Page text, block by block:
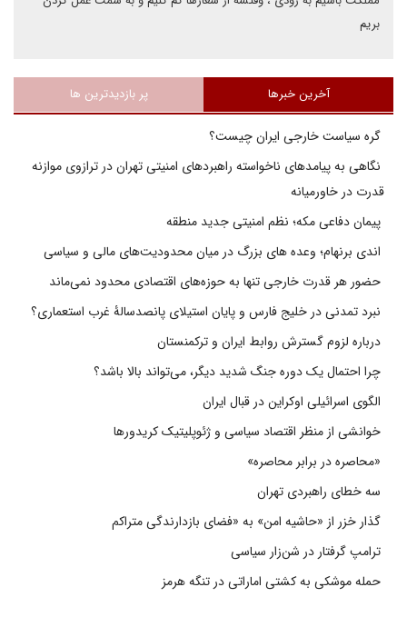
بریم
آخرین خبرها پر بازدیدترین ها
گره سیاست خارجی ایران چیست؟
نگاهی به پیامدهای ناخواسته راهبردهای امنیتی تهران در ترازوی موازنه
قدرت در خاورمیانه
پیمان دفاعی مکه؛ نظم امنیتی جدید منطقه
اندی برنهام؛ وعده های بزرگ در میان محدودیت‌های مالی و سیاسی
حضور هر قدرت خارجی تنها به حوزه‌های اقتصادی محدود نمی‌ماند
نبرد تمدنی در خلیج فارس و پایان استیلای پانصدسالۀ غرب استعماری؟
درباره لزوم گسترش روابط ایران و ترکمنستان
چرا احتمال یک دوره جنگ شدید دیگر، می‌تواند بالا باشد؟
الگوی اسرائیلی اوکراین در قبال ایران
خوانشی از منظر اقتصاد سیاسی و ژئوپلیتیک کریدورها
«محاصره در برابر محاصره»
سه خطای راهبردی تهران
گذار خزر از «حاشیه امن» به «فضای بازدارندگی متراکم
ترامپ گرفتار در شن‌زار سیاسی
حمله موشکی به کشتی اماراتی در تنگه هرمز